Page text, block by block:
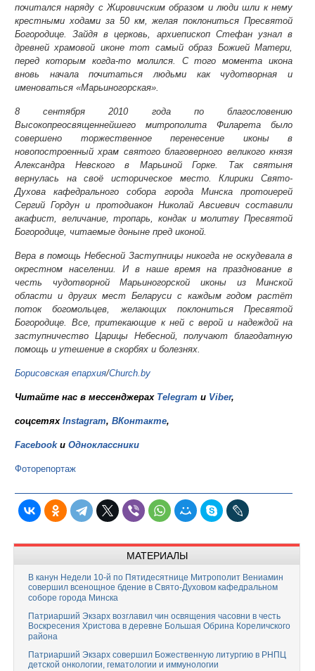
почитался наряду с Жировичским образом и люди шли к нему
крестными ходами за 50 км, желая поклониться Пресвятой
Богородице. Зайдя в церковь, архиепископ Стефан узнал в
древней храмовой иконе тот самый образ Божией Матери,
перед которым когда-то молился. С того момента икона
вновь начала почитаться людьми как чудотворная и
именоваться «Марьиногорская».
8 сентября 2010 года по благословению
Высокопреосвященнейшего митрополита Филарета было
совершено торжественное перенесение иконы в
новопостроенный храм святого благоверного великого князя
Александра Невского в Марьиной Горке. Так святыня
вернулась на своё историческое место. Клирики Свято-
Духова кафедрального собора города Минска протоиерей
Сергий Гордун и протодиакон Николай Авсиевич составили
акафист, величание, тропарь, кондак и молитву Пресвятой
Богородице, читаемые доныне пред иконой.
Вера в помощь Небесной Заступницы никогда не оскудевала в
окрестном населении. И в наше время на празднование в
честь чудотворной Марьиногорской иконы из Минской
области и других мест Беларуси с каждым годом растёт
поток богомольцев, желающих поклониться Пресвятой
Богородице. Все, притекающие к ней с верой и надеждой на
заступничество Царицы Небесной, получают благодатную
помощь и утешение в скорбях и болезнях.
Борисовская епархия/Church.by
Читайте нас в мессенджерах Telegram и Viber,
соцсетях Instagram, ВКонтакте,
Facebookи Одноклассники
Фоторепортаж
МАТЕРИАЛЫ
В канун Недели 10-й по Пятидесятнице Митрополит Вениамин
совершил всенощное бдение в Свято-Духовом кафедральном
соборе города Минска
Патриарший Экзарх возглавил чин освящения часовни в честь
Воскресения Христова в деревне Большая Обрина Кореличского
района
Патриарший Экзарх совершил Божественную литургию в РНПЦ
детской онкологии, гематологии и иммунологии